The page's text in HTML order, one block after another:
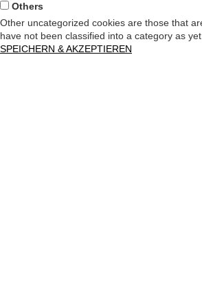
Others
Other uncategorized cookies are those that
have not been classified into a category as yet.
SPEICHERN & AKZEPTIEREN